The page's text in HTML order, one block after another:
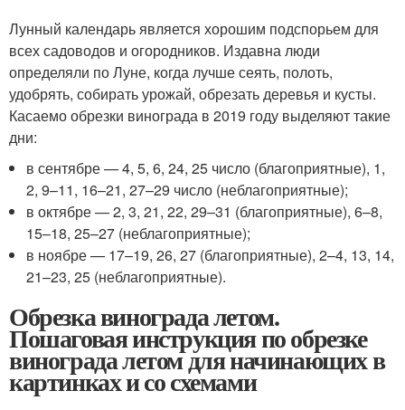
Лунный календарь является хорошим подспорьем для
всех садоводов и огородников. Издавна люди
определяли по Луне, когда лучше сеять, полоть,
удобрять, собирать урожай, обрезать деревья и кусты.
Касаемо обрезки винограда в 2019 году выделяют такие
дни:
в сентябре — 4, 5, 6, 24, 25 число (благоприятные), 1,
2, 9–11, 16–21, 27–29 число (неблагоприятные);
в октябре — 2, 3, 21, 22, 29–31 (благоприятные), 6–8,
15–18, 25–27 (неблагоприятные);
в ноябре — 17–19, 26, 27 (благоприятные), 2–4, 13, 14,
21–23, 25 (неблагоприятные).
Обрезка винограда летом.
Пошаговая инструкция по обрезке
винограда летом для начинающих в
картинках и со схемами